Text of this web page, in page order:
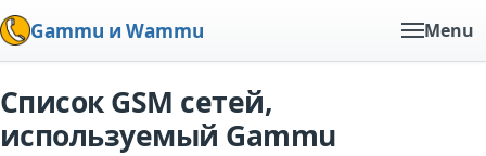
Gammu и Wammu Menu
Список GSM сетей,
используемый Gammu